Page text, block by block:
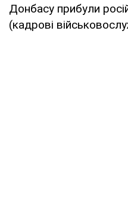
Донбасу прибули
(кадрові